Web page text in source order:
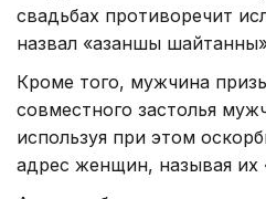
свадьбах противоречит
назвал «азаншы
Кроме того, мужчина
совместного застолья
используя при этом
адрес женщин, называя их